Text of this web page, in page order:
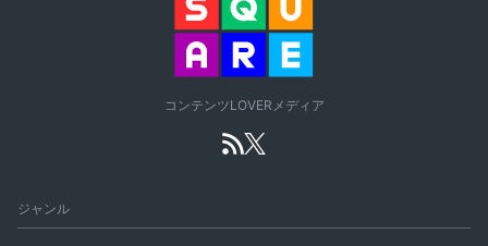
コンテンツLOVERメディア
ジャンル